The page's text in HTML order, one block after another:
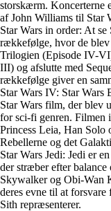
storskærm. Koncerterne
af John Williams til Star
Star Wars in order: At
rækkefølge, hvor de blev
Trilogien (Episode IV-
III) og afslutte med
rækkefølge giver en
Star Wars IV: Star
Star Wars film, der blev
for sci-fi genren. Filmen
Princess Leia, Han Solo
Rebellerne og det
Star Wars Jedi: Jedi er
der stræber efter
Skywalker og Obi-Wan
deres evne til at
Sith repræsenterer.